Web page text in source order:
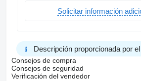
Solicitar información
Descripción proporcionada por
Consejos de compra
Consejos de seguridad
Verificación del vendedor